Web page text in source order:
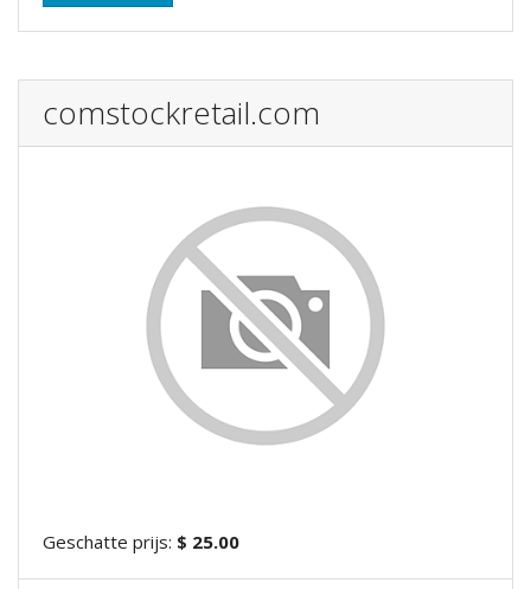
comstockretail.com
Geschatte prijs: $ 25.00